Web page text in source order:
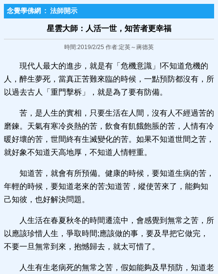
念覺學佛網 : 法師開示
星雲大師：人活一世，知苦者更幸​福
時間:2019/2/25 作者:定英～蔣德英
現代人最大的進步，就是有「危機意識」!不知道危機的
人，醉生夢死，當真正苦難來臨的時候，一點預防都沒有，所
以過去古人「重門擊柝」，就是為了要有防備。
苦，是人生的實相，只要生活在人間，沒有人不經過苦的
磨鍊。天氣有寒冷炎熱的苦，飲食有飢餓飽脹的苦，人情有冷
暖好壞的苦，世間終有生滅變化的苦。如果不知道世間之苦，
就好象不知道天高地厚，不知道人情輕重。
知道苦，就會有所預備。健康的時候，要知道生病的苦，
年輕的時候，要知道老來的苦;知道苦，縱使苦來了，能夠知
己知彼，也好解決問題。
人生活在春夏秋冬的時間遷流中，會感覺到無常之苦，所
以應該珍惜人生，爭取時間;應該做的事，要及早把它做完，
不要一旦無常到來，抱憾歸去，就太可惜了。
人生有生老病死的無常之苦，假如能夠及早預防，知道老